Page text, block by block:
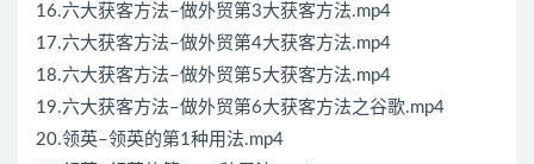
16.六大获客方法–做外贸第3大获客方法.mp4
17.六大获客方法–做外贸第4大获客方法.mp4
18.六大获客方法–做外贸第5大获客方法.mp4
19.六大获客方法–做外贸第6大获客方法之谷歌.mp4
20.领英–领英的第1种用法.mp4